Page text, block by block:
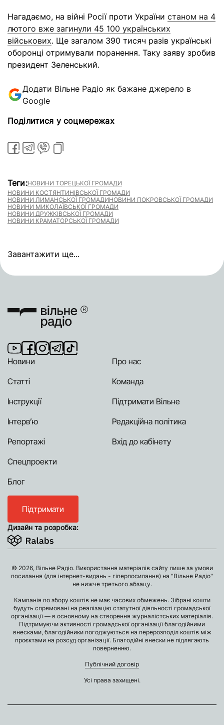
Нагадаємо, на війні Росії проти України станом на 4
лютого вже загинули 45 100 українських
військових. Ще загалом 390 тисяч разів українські
оборонці отримували поранення. Таку заяву зробив
президент Зеленський.
Додати Вільне Радіо як бажане джерело в
Google
Поділитися у соцмережах
Теги:НОВИНИ ТОРЕЦЬКОЇ ГРОМАДИ
НОВИНИ КОСТЯНТИНІВСЬКОЇ ГРОМАДИ
НОВИНИ ЛИМАНСЬКОЇ ГРОМАДИНОВИНИ ПОКРОВСЬКОЇ ГРОМАДИ
НОВИНИ МИКОЛАЇВСЬКОЇ ГРОМАДИ
НОВИНИ ДРУЖКІВСЬКОЇ ГРОМАДИ
НОВИНИ КРАМАТОРСЬКОЇ ГРОМАДИ
Завантажити ще...
Новини
Статті
Інструкції
Інтерв’ю
Репортажі
Спецпроекти
Блог
Про нас
Команда
Підтримати Вільне
Редакційна політика
Вхід до кабінету
Підтримати
Дизайн та розробка:
© 2026, Вільне Радіо. Використання матеріалів сайту лише за умови
посилання (для інтернет-видань - гіперпосилання) на "Вільне Радіо"
не нижче третього абзацу.
Кампанія по збору коштів не має часових обмежень. Зібрані кошти
будуть спрямовані на реалізацію статутної діяльності громадської
організації — в основному на створення журналістських матеріалів.
Підтримуючи активності громадської організації благодійними
внесками, благодійники погоджуються на перерозподіл коштів між
проєктами на розсуд організації. Благодійні внески не підлягають
поверненню.
Публічний договір
Усі права захищені.